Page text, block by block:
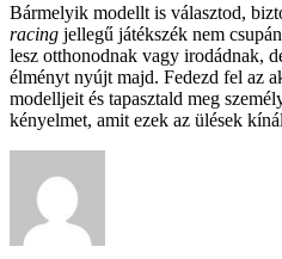
Bármelyik modellt is választod,
racing jellegű játékszék nem
lesz otthonodnak vagy irodádnak,
élményt nyújt majd. Fedezd fel az
modelljeit és tapasztald meg
kényelmet, amit ezek az ülések